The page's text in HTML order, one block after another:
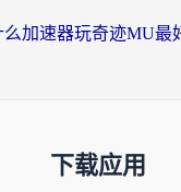
下载应用